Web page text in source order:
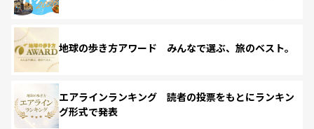
地球の歩き方アワード みんなで選ぶ、旅のベスト。
エアラインランキング 読者の投票をもとにランキン
グ形式で発表